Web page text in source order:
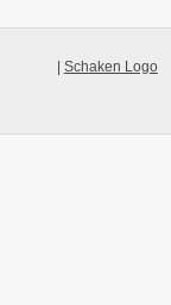
Schaken Logo